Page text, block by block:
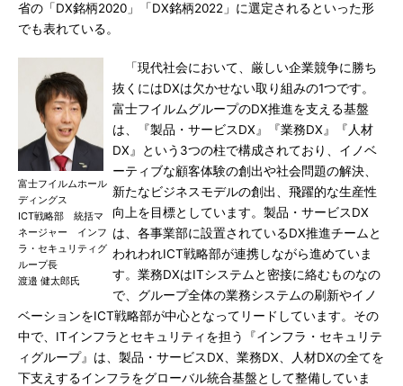
省の「DX銘柄2020」「DX銘柄2022」に選定されるといった形
でも表れている。
富士フイルムホール
ディングス
ICT戦略部 統括マ
ネージャー インフ
ラ・セキュリティグ
ループ長
渡邉 健太郎氏
「現代社会において、厳しい企業競争に勝ち
抜くにはDXは欠かせない取り組みの1つです。
富士フイルムグループのDX推進を支える基盤
は、『製品・サービスDX』『業務DX』『人材
DX』という3つの柱で構成されており、イノベ
ーティブな顧客体験の創出や社会問題の解決、
新たなビジネスモデルの創出、飛躍的な生産性
向上を目標としています。製品・サービスDX
は、各事業部に設置されているDX推進チームと
われわれICT戦略部が連携しながら進めていま
す。業務DXはITシステムと密接に絡むものなの
で、グループ全体の業務システムの刷新やイノ
ベーションをICT戦略部が中心となってリードしています。その
中で、ITインフラとセキュリティを担う『インフラ・セキュリテ
ィグループ』は、製品・サービスDX、業務DX、人材DXの全てを
下支えするインフラをグローバル統合基盤として整備していま